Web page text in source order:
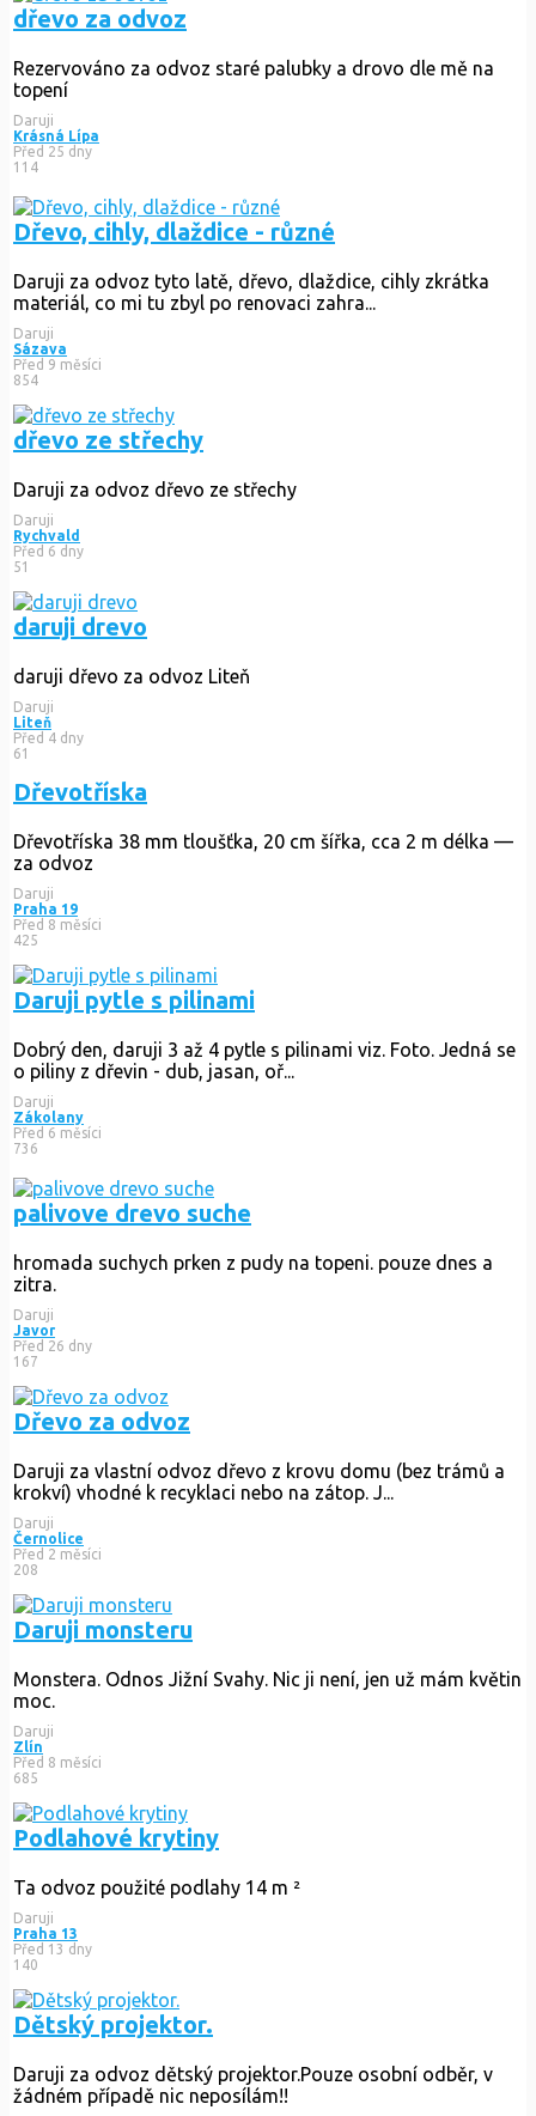
dřevo za odvoz
Rezervováno za odvoz staré palubky a drovo dle mě na
topení
Daruji
Krásná Lípa
Před 25 dny
114
Dřevo, cihly, dlaždice - různé
Daruji za odvoz tyto latě, dřevo, dlaždice, cihly zkrátka
materiál, co mi tu zbyl po renovaci zahra...
Daruji
Sázava
Před 9 měsíci
854
dřevo ze střechy
Daruji za odvoz dřevo ze střechy
Daruji
Rychvald
Před 6 dny
51
daruji drevo
daruji dřevo za odvoz Liteň
Daruji
Liteň
Před 4 dny
61
Dřevotříska
Dřevotříska 38 mm tloušťka, 20 cm šířka, cca 2 m délka —
za odvoz
Daruji
Praha 19
Před 8 měsíci
425
Daruji pytle s pilinami
Dobrý den, daruji 3 až 4 pytle s pilinami viz. Foto. Jedná se
o piliny z dřevin - dub, jasan, oř...
Daruji
Zákolany
Před 6 měsíci
736
palivove drevo suche
hromada suchych prken z pudy na topeni. pouze dnes a
zitra.
Daruji
Javor
Před 26 dny
167
Dřevo za odvoz
Daruji za vlastní odvoz dřevo z krovu domu (bez trámů a
krokví) vhodné k recyklaci nebo na zátop. J...
Daruji
Černolice
Před 2 měsíci
208
Daruji monsteru
Monstera. Odnos Jižní Svahy. Nic ji není, jen už mám květin
moc.
Daruji
Zlín
Před 8 měsíci
685
Podlahové krytiny
Ta odvoz použité podlahy 14 m ²
Daruji
Praha 13
Před 13 dny
140
Dětský projektor.
Daruji za odvoz dětský projektor.Pouze osobní odběr, v
žádném případě nic neposílám!!